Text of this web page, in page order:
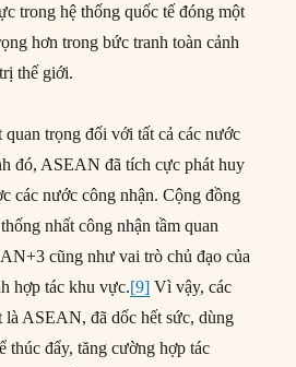
trong hệ thống quốc tế đóng một
hơn trong bức tranh toàn cảnh
thế giới.
trọng đối với tất cả các nước
đó, ASEAN đã tích cực phát huy
các nước công nhận. Cộng đồng
nhất công nhận tầm quan
cũng như vai trò chủ đạo của
hợp tác khu vực.[9] Vì vậy, các
ASEAN, đã dốc hết sức, dùng
thúc đẩy, tăng cường hợp tác